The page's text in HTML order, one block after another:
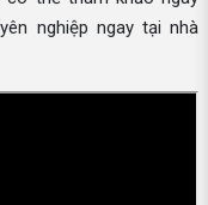
nghiệp ngay tại nhà